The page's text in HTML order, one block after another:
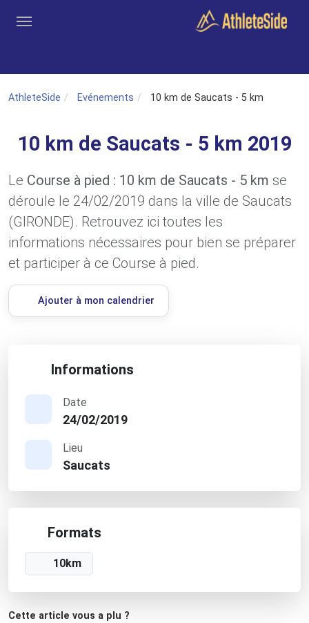
AthleteSide Evénements 10 km de Saucats - 5 km
10 km de Saucats - 5 km 2019
Le Course à pied : 10 km de Saucats - 5 km se
déroule le 24/02/2019 dans la ville de Saucats
(GIRONDE). Retrouvez ici toutes les
informations nécessaires pour bien se préparer
et participer à ce Course à pied.
Ajouter à mon calendrier
Informations
Date
24/02/2019
Lieu
Saucats
Formats
10km
Cette article vous a plu ?